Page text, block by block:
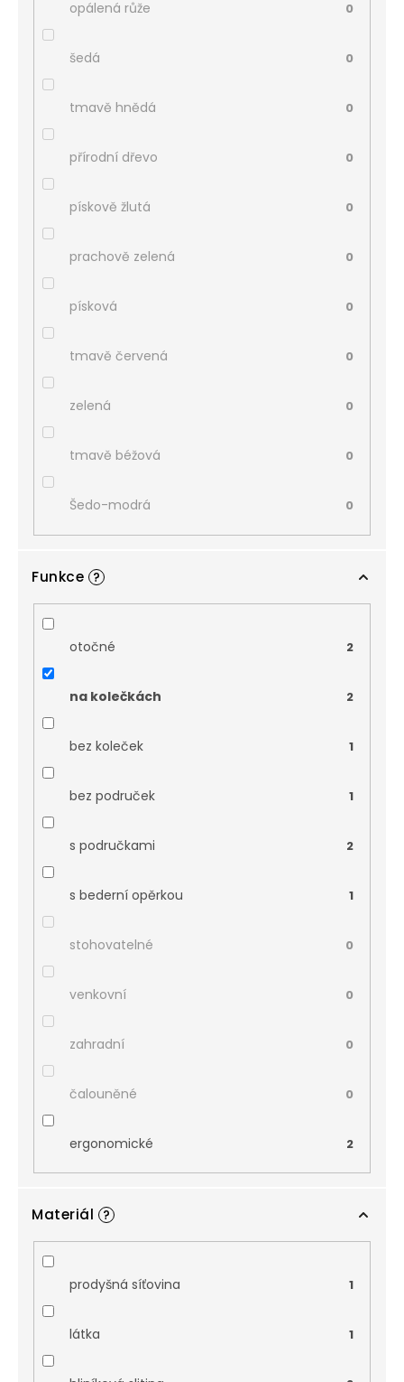
opálená růže 0
šedá 0
tmavě hnědá 0
přírodní dřevo 0
pískově žlutá 0
prachově zelená 0
písková 0
tmavě červená 0
zelená 0
tmavě béžová 0
Šedo-modrá 0
Funkce ?
otočné 2
na kolečkách 2
bez koleček 1
bez područek 1
s područkami 2
s bederní opěrkou 1
stohovatelné 0
venkovní 0
zahradní 0
čalouněné 0
ergonomické 2
Materiál ?
prodyšná síťovina 1
látka 1